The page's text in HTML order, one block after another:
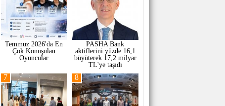
Temmuz 2026'da En
Çok Konuşulan
Oyuncular
PASHA Bank
aktiflerini yüzde 16,1
büyüterek 17,2 milyar
TL'ye taşıdı
7 8